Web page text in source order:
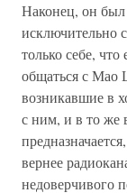
Наконец, он был
исключительно
только себе,
общаться с Мао
возникавшие в
с ним, и в то же
вернее
недоверчивого